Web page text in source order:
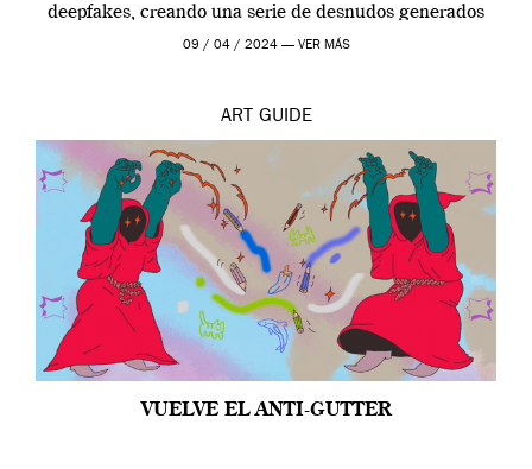
deepfakes, creando una serie de desnudos generados
por […]
09 / 04 / 2024 — VER MÁS
ART GUIDE
VUELVE EL ANTI-GUTTER